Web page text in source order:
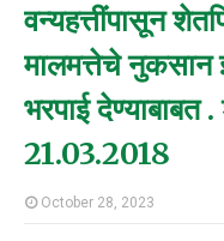
वन्यहत्तींपासून
मालमत्तेचे नुकसान
भरपाई देण्याबाबत
21.03.2018
October 28, 2023